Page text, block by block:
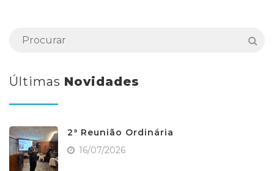
Últimas Novidades
2ª Reunião Ordinária
16/07/2026